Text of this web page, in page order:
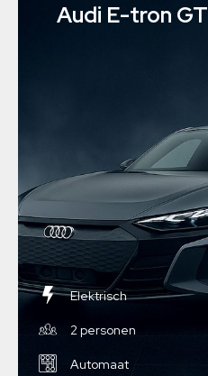
Audi E-tron GT
Elektrisch
2 personen
Automaat